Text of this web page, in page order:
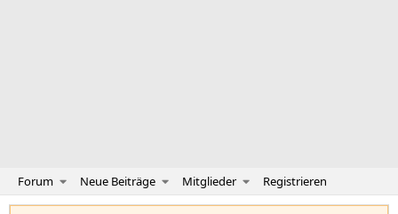
Forum Neue Beiträge Mitglieder Registrieren